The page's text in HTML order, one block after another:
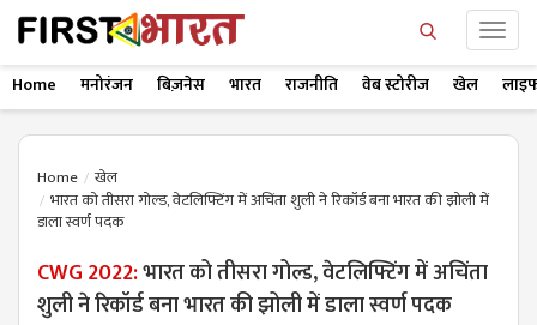
Home मनोरंजन बिज़नेस भारत राजनीति वेब स्टोरीज खेल
Home
खेल
भारत को तीसरा गोल्ड, वेटलिफ्टिंग में अचिंता शुली ने रिकॉर्ड बना भारत की झोली में
डाला स्वर्ण पदक
CWG 2022:भारत को तीसरा गोल्ड, वेटलिफ्टिंग में अचिंता
शुली ने रिकॉर्ड बना भारत की झोली में डाला स्वर्ण पदक